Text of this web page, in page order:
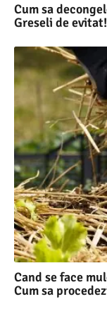
Cum sa
Greseli de evitat!
Cand se face
Cum sa